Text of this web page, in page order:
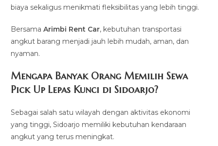
biaya sekaligus menikmati fleksibilitas yang lebih tinggi.
BersamaArimbi Rent Car, kebutuhan transportasi
angkut barang menjadi jauh lebih mudah, aman, dan
nyaman.
Mengapa Banyak Orang Memilih Sewa
Pick Up Lepas Kunci di Sidoarjo?
Sebagai salah satu wilayah dengan aktivitas ekonomi
yang tinggi, Sidoarjo memiliki kebutuhan kendaraan
angkut yang terus meningkat.